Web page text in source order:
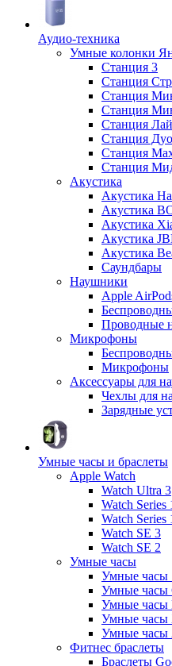
Аудио-техника
Умные колонки
Станция 3
Станция
Станция
Станция
Станция
Станция
Станция
Станция
Акустика
Акустика
Акустика
Акустика
Акустика
Акустика
Саундбары
Наушники
Apple
Проводные
Микрофоны
Микрофоны
Аксессуары для
Чехлы для
Зарядные
Умные часы и браслеты
Apple Watch
Watch Ultra 3
Watch Series
Watch Series
Watch SE 3
Watch SE 2
Умные часы
Умные часы
Умные часы
Умные часы
Умные часы
Умные часы
Фитнес браслеты
Браслеты